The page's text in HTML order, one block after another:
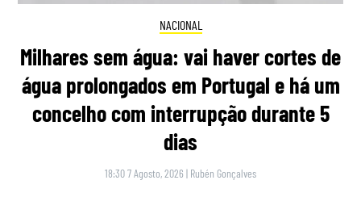
NACIONAL
Milhares sem água: vai haver cortes de
água prolongados em Portugal e há um
concelho com interrupção durante 5
dias
18:30 7 Agosto, 2026 | Rubén Gonçalves